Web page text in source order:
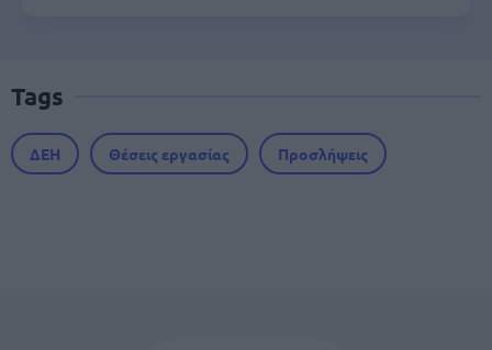
Tags
ΔΕΗ Θέσεις εργασίας Προσλήψεις